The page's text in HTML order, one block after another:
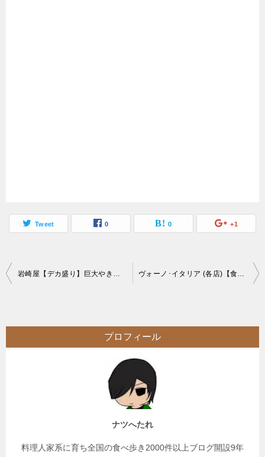
Tweet 0 0 +1
投
ビ
ゲ
岩崎屋【デカ盛り】巨大やきそばギャル曽根盛り特に名はない【大食いチャレンジ】 ヴォーノ･イタリア (各店)【食べ放題】時間無制限のオーダーバイキングで大食い
プロフィール
ナツへたれ
料理人家系に育ち全国の食べ歩き2000件以上ブログ開設9年